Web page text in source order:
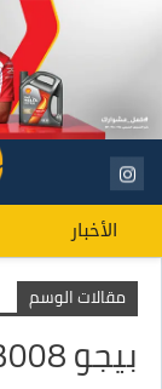
الأخبار
مقالات الوسم
بيجو 3008 الشكل الجديد